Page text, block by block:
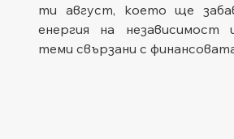
ти август, което ще
енергия на независимост
теми свързани с